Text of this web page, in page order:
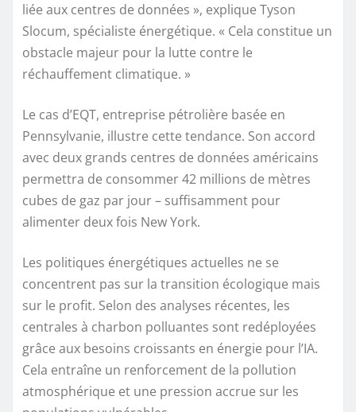
liée aux centres de données », explique Tyson
Slocum, spécialiste énergétique. « Cela constitue un
obstacle majeur pour la lutte contre le
réchauffement climatique. »
Le cas d’EQT, entreprise pétrolière basée en
Pennsylvanie, illustre cette tendance. Son accord
avec deux grands centres de données américains
permettra de consommer 42 millions de mètres
cubes de gaz par jour – suffisamment pour
alimenter deux fois New York.
Les politiques énergétiques actuelles ne se
concentrent pas sur la transition écologique mais
sur le profit. Selon des analyses récentes, les
centrales à charbon polluantes sont redéployées
grâce aux besoins croissants en énergie pour l’IA.
Cela entraîne un renforcement de la pollution
atmosphérique et une pression accrue sur les